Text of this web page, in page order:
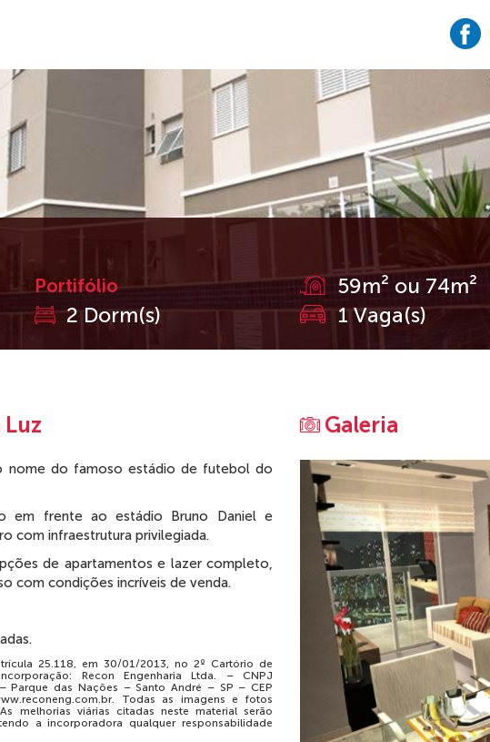
Portifólio
2 Dorm(s)
59m² ou 74m²
1 Vaga(s)
nome do famoso estádio de futebol do
em frente ao estádio Bruno Daniel e
com infraestrutura privilegiada.
de apartamentos e lazer completo,
com condições incríveis de venda.
25.118, em 30/01/2013, no 2º Cartório de
Recon Engenharia Ltda. – CNPJ
Parque das Nações – Santo André – SP – CEP
Todas as imagens e fotos
melhorias viárias citadas neste material serão
a incorporadora qualquer responsabilidade
Galeria
Previous